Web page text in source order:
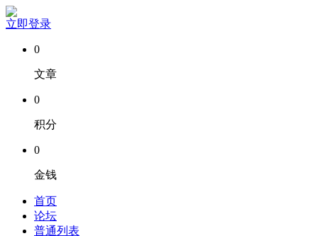
立即登录
0
文章
0
积分
0
金钱
首页
论坛
普通列表